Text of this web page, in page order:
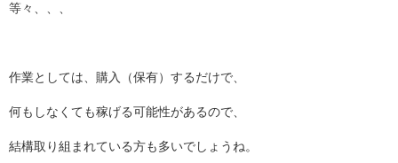
等々、、、
作業としては、購入（保有）するだけで、
何もしなくても稼げる可能性があるので、
結構取り組まれている方も多いでしょうね。